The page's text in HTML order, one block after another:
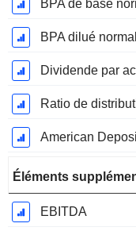
BPA de base
BPA dilué
Dividende par
Ratio de
American
Éléments
EBITDA